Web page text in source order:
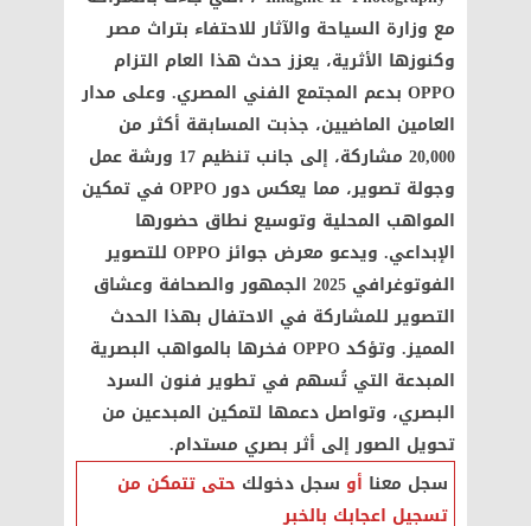
مع وزارة السياحة والآثار للاحتفاء بتراث مصر
وكنوزها الأثرية، يعزز حدث هذا العام التزام
OPPO بدعم المجتمع الفني المصري. وعلى مدار
العامين الماضيين، جذبت المسابقة أكثر من
20,000 مشاركة، إلى جانب تنظيم 17 ورشة عمل
وجولة تصوير، مما يعكس دور OPPO في تمكين
المواهب المحلية وتوسيع نطاق حضورها
الإبداعي. ويدعو معرض جوائز OPPO للتصوير
الفوتوغرافي 2025 الجمهور والصحافة وعشاق
التصوير للمشاركة في الاحتفال بهذا الحدث
المميز. وتؤكد OPPO فخرها بالمواهب البصرية
المبدعة التي تُسهم في تطوير فنون السرد
البصري، وتواصل دعمها لتمكين المبدعين من
تحويل الصور إلى أثر بصري مستدام.
سجل معنا أو سجل دخولك حتى تتمكن من
تسجيل اعجابك بالخبر